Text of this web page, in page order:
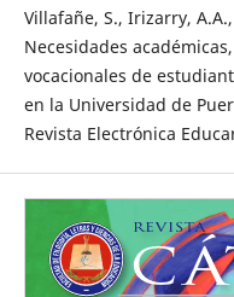
Villafañe, S., Irizarry,
Necesidades
vocacionales de
en la Universidad de
Revista Electrónica